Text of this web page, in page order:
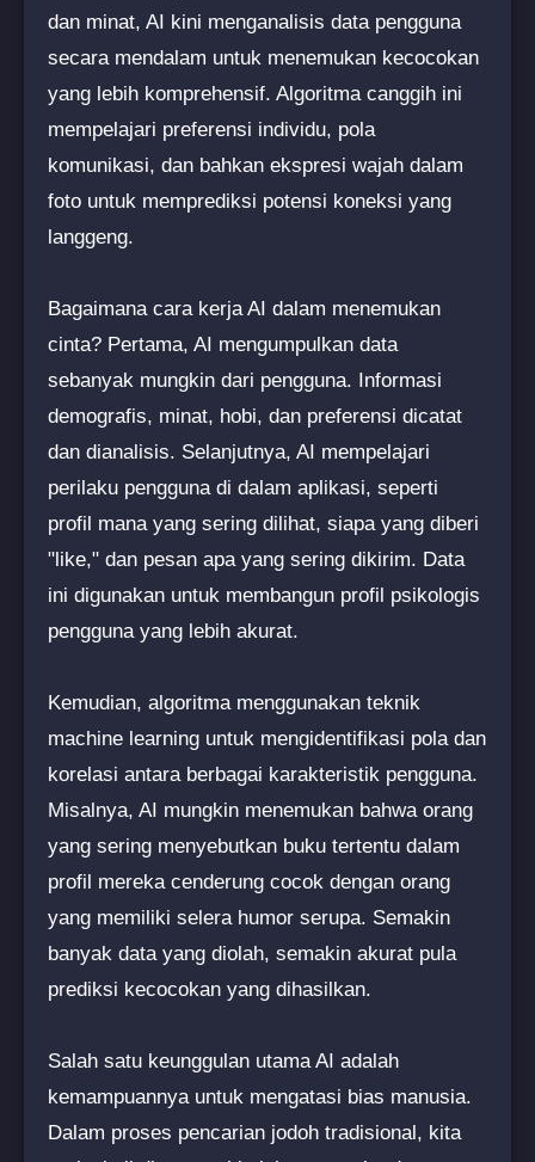
dan minat, AI kini menganalisis data pengguna
secara mendalam untuk menemukan kecocokan
yang lebih komprehensif. Algoritma canggih ini
mempelajari preferensi individu, pola
komunikasi, dan bahkan ekspresi wajah dalam
foto untuk memprediksi potensi koneksi yang
langgeng.
Bagaimana cara kerja AI dalam menemukan
cinta? Pertama, AI mengumpulkan data
sebanyak mungkin dari pengguna. Informasi
demografis, minat, hobi, dan preferensi dicatat
dan dianalisis. Selanjutnya, AI mempelajari
perilaku pengguna di dalam aplikasi, seperti
profil mana yang sering dilihat, siapa yang diberi
"like," dan pesan apa yang sering dikirim. Data
ini digunakan untuk membangun profil psikologis
pengguna yang lebih akurat.
Kemudian, algoritma menggunakan teknik
machine learning untuk mengidentifikasi pola dan
korelasi antara berbagai karakteristik pengguna.
Misalnya, AI mungkin menemukan bahwa orang
yang sering menyebutkan buku tertentu dalam
profil mereka cenderung cocok dengan orang
yang memiliki selera humor serupa. Semakin
banyak data yang diolah, semakin akurat pula
prediksi kecocokan yang dihasilkan.
Salah satu keunggulan utama AI adalah
kemampuannya untuk mengatasi bias manusia.
Dalam proses pencarian jodoh tradisional, kita